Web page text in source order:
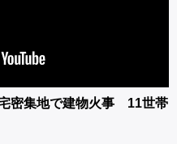
密集地で建物火事 11世帯